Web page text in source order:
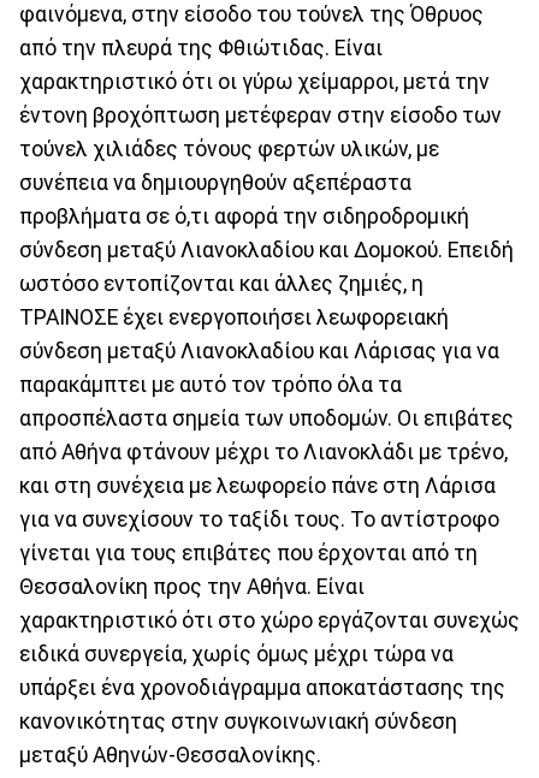
φαινόμενα, στην είσοδο του τούνελ της Όθρυος
από την πλευρά της Φθιώτιδας. Είναι
χαρακτηριστικό ότι οι γύρω χείμαρροι, μετά την
έντονη βροχόπτωση μετέφεραν στην είσοδο των
τούνελ χιλιάδες τόνους φερτών υλικών, με
συνέπεια να δημιουργηθούν αξεπέραστα
προβλήματα σε ό,τι αφορά την σιδηροδρομική
σύνδεση μεταξύ Λιανοκλαδίου και Δομοκού. Επειδή
ωστόσο εντοπίζονται και άλλες ζημιές, η
ΤΡΑΙΝΟΣΕ έχει ενεργοποιήσει λεωφορειακή
σύνδεση μεταξύ Λιανοκλαδίου και Λάρισας για να
παρακάμπτει με αυτό τον τρόπο όλα τα
απροσπέλαστα σημεία των υποδομών. Οι επιβάτες
από Αθήνα φτάνουν μέχρι το Λιανοκλάδι με τρένο,
και στη συνέχεια με λεωφορείο πάνε στη Λάρισα
για να συνεχίσουν το ταξίδι τους. Το αντίστροφο
γίνεται για τους επιβάτες που έρχονται από τη
Θεσσαλονίκη προς την Αθήνα. Είναι
χαρακτηριστικό ότι στο χώρο εργάζονται συνεχώς
ειδικά συνεργεία, χωρίς όμως μέχρι τώρα να
υπάρξει ένα χρονοδιάγραμμα αποκατάστασης της
κανονικότητας στην συγκοινωνιακή σύνδεση
μεταξύ Αθηνών-Θεσσαλονίκης.